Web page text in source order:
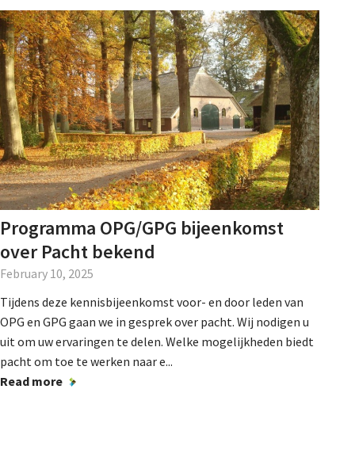
Programma OPG/GPG bijeenkomst
over Pacht bekend
February 10, 2025
Tijdens deze kennisbijeenkomst voor- en door leden van
OPG en GPG gaan we in gesprek over pacht. Wij nodigen u
uit om uw ervaringen te delen. Welke mogelijkheden biedt
pacht om toe te werken naar e...
Read more